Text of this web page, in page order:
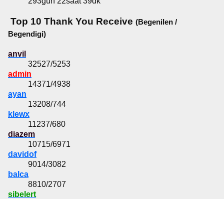
Top 10 Thank You Receive (Begenilen /
Begendigi)
anvil
32527/5253
admin
14371/4938
ayan
13208/744
klewx
11237/680
diazem
10715/6971
davidof
9014/3082
balca
8810/2707
sibelert